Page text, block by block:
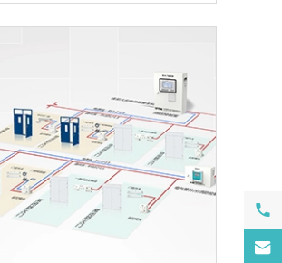

